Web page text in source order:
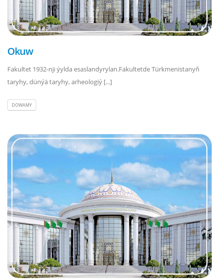
Okuw
Fakultet 1932-nji ýylda esaslandyrylan.Fakultetde Türkmenistanyň
taryhy, dünýä taryhy, arheologiý [...]
DOWAMY